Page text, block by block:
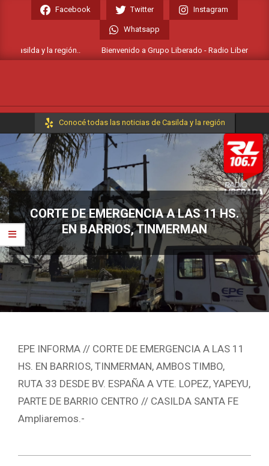
Facebook Twitter Instagram
Whatsapp
Casilda y la región.. Bienvenido a Grupo Liberado - Radio Liberada
Primary
Menu
Conocé todas las noticias de Casilda y la región
CORTE DE EMERGENCIA A LAS 11 HS.
EN BARRIOS, TINMERMAN
EPE INFORMA // CORTE DE EMERGENCIA A LAS 11
HS. EN BARRIOS, TINMERMAN, AMBOS TIMBO,
RUTA 33 DESDE BV. ESPAÑA A VTE. LOPEZ, YAPEYU,
PARTE DE BARRIO CENTRO // CASILDA SANTA FE
Ampliaremos.-